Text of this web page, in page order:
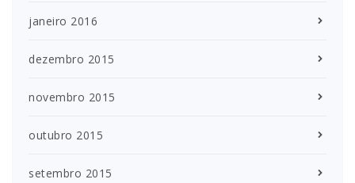
janeiro 2016
dezembro 2015
novembro 2015
outubro 2015
setembro 2015